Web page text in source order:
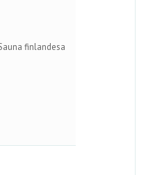
finlandesa